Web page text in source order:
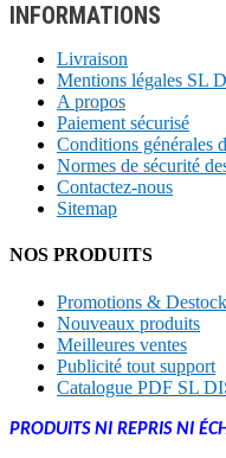
INFORMATIONS
Livraison
Mentions légales SL
A propos
Paiement sécurisé
Conditions générales
Normes de sécurité
Contactez-nous
Sitemap
NOS PRODUITS
Promotions &
Nouveaux produits
Meilleures ventes
Publicité tout support
Catalogue PDF SL
PRODUITS NI REPRIS NI